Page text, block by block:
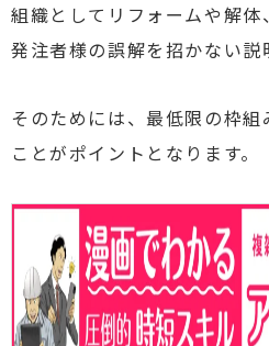
組織としてリフォームや解体
発注者様の誤解を招かない説
そのためには、最低限の枠
ことがポイントとなります。